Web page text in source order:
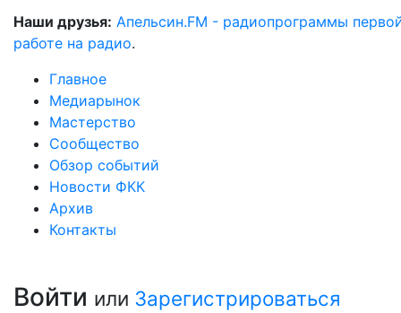
Наши друзья: Апельсин.FM - радиопрограммы
работе на радио.
Главное
Медиарынок
Мастерство
Сообщество
Обзор событий
Новости ФКК
Архив
Контакты
Войти или Зарегистрироваться